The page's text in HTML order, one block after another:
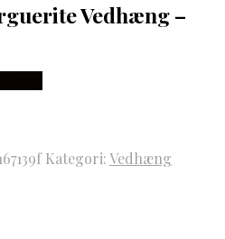
Vedhæng –
Kategori:Vedhæng